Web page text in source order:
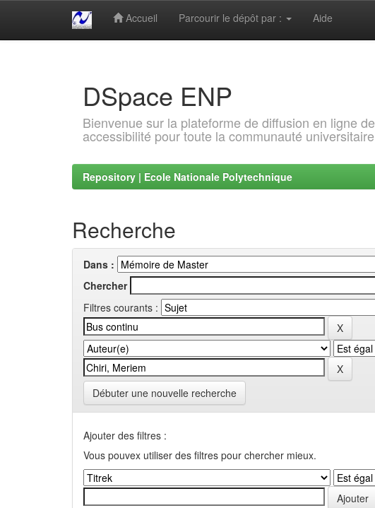
Accueil Parcourir le dépôt par : Aide
DSpace ENP
Bienvenue sur la plateforme de diffusion en ligne
accessibilité pour toute la communauté
Repository | Ecole Nationale Polytechnique
Recherche
Dans :
Chercher
Filtres courants :
Débuter une nouvelle recherche
Ajouter des filtres :
Vous pouvex utiliser des filtres pour chercher mieux.